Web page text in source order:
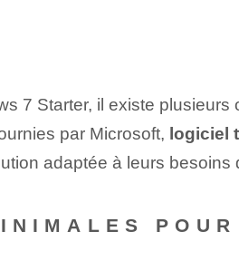
7 Starter, il existe plusieurs
par Microsoft, logiciel
adaptée à leurs besoins